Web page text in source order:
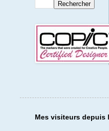
Mes visiteurs depuis